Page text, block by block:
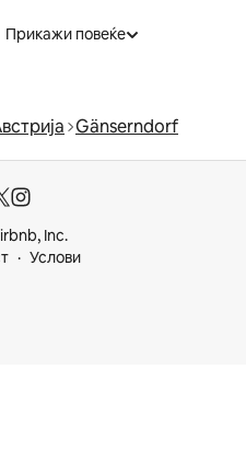
Прикажи повеќе
Gänserndorf
Inc.
Услови